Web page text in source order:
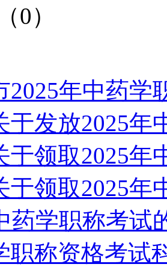
0）
2025年中药学
于发放2025年
于领取2025年
于领取2025年
药学职称考试
职称资格考试